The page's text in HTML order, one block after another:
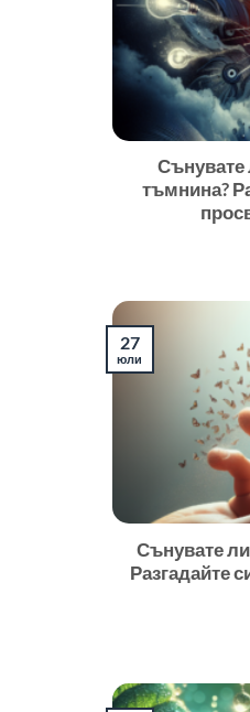
Сънувате
тъмнина?
Сънувате
Разгадайте
27
юли